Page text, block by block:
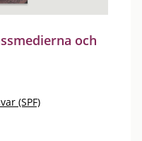
och
(SPF)